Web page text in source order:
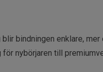
bindningen enklare,
nybörjaren till